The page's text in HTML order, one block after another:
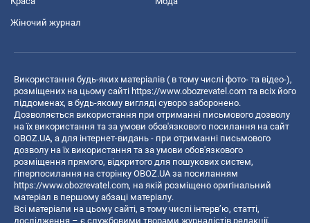
Жіночий журнал
Використання будь-яких матеріалів ( в тому числі фото- та відео-),
розміщених на цьому сайті https://www.obozrevatel.com та всіх його
піддоменах, в будь-якому вигляді суворо заборонено.
Дозволяється використання при отриманні письмового дозволу
на їх використання та за умови обов'язкового посилання на сайт
OBOZ.UA, а для інтернет-видань - при отриманні письмового
дозволу на їх використання та за умови обов'язкового
розміщення прямого, відкритого для пошукових систем,
гіперпосилання на сторінку OBOZ.UA за посиланням
https://www.obozrevatel.com, на якій розміщено оригінальний
матеріал в першому абзаці матеріалу.
Всі матеріали на цьому сайті, в тому числі інтерв’ю, статті,
дослідження – є службовими творами журналістів редакції,